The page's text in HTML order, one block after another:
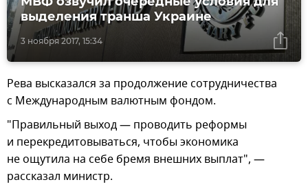
3 ноября 2017, 15:34
выделения транша Украине
Рева высказался за продолжение сотрудничества
с Международным валютным фондом.
"Правильный выход — проводить реформы
и перекредитовываться, чтобы экономика
не ощутила на себе бремя внешних выплат", —
рассказал министр.